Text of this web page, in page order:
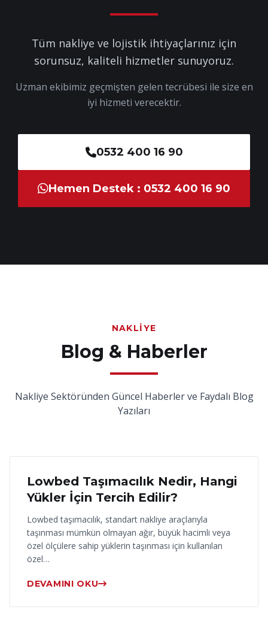
Tüm nakliye ve lojistik ihtiyaçlarınız için
sorunsuz, kaliteli hizmetler sunuyoruz.
Uzman ekibimiz geçmişten gelen tecrübesi ile size en
iyi hizmeti verecektir.
0532 400 16 90
Hemen Destek : 0532 400 16 90
NAKLIYE
Blog & Haberler
Nakliye Sektöründen Güncel Haberler ve Faydalı Blog
Yazıları
18 Haziran 2026
Lowbed Taşımacılık Nedir, Hangi
Yükler İçin Tercih Edilir?
Lowbed taşımacılık, standart nakliye araçlarıyla
taşınması mümkün olmayan ağır, büyük hacimli veya
özel ölçülere sahip yüklerin taşınması için kullanılan
özel…
DEVAMINI OKU